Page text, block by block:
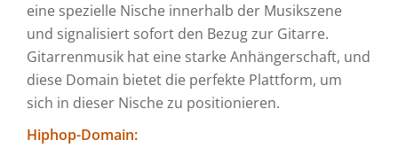
eine spezielle Nische innerhalb der Musikszene
und signalisiert sofort den Bezug zur Gitarre.
Gitarrenmusik hat eine starke Anhängerschaft, und
diese Domain bietet die perfekte Plattform, um
sich in dieser Nische zu positionieren.
Hiphop-Domain: